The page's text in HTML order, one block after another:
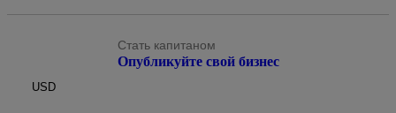
Стать капитаном
Опубликуйте свой бизнес
USD